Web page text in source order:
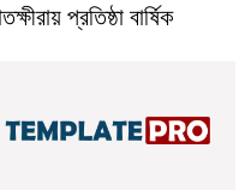
প্রতিষ্ঠা বার্ষিক